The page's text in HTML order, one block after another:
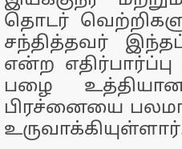
தொடர்
சந்தித்தவர்
என்ற
பழை
பிரச்னையை